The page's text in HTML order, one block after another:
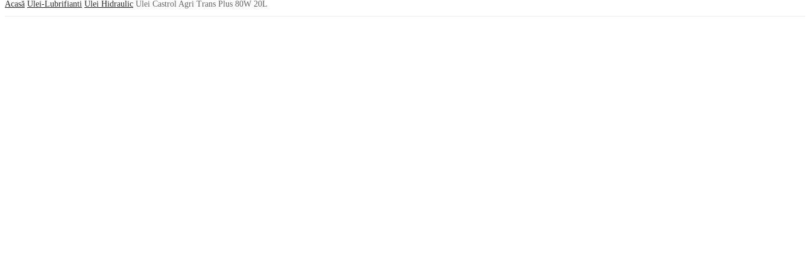
Acasă Ulei-Lubrifianti Ulei Hidraulic Ulei Castrol Agri Trans Plus 80W 20L